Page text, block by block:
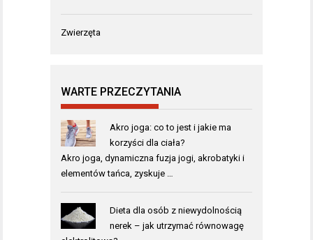
Zwierzęta
WARTE PRZECZYTANIA
Akro joga: co to jest i jakie ma
korzyści dla ciała?
Akro joga, dynamiczna fuzja jogi, akrobatyki i
elementów tańca, zyskuje …
Dieta dla osób z niewydolnością
nerek – jak utrzymać równowagę